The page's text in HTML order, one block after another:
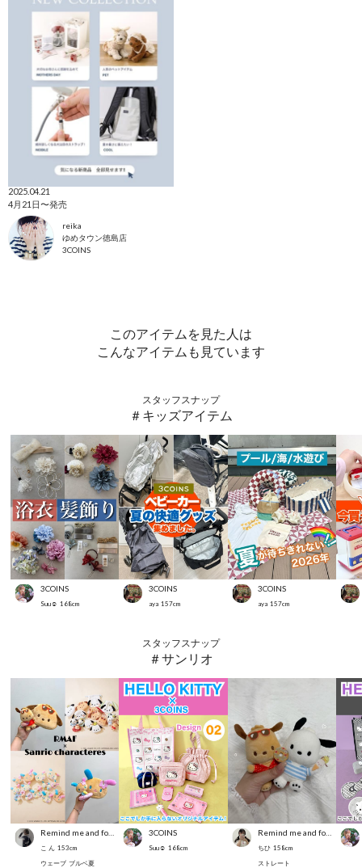
2025.04.21
4月21日〜発売
reika
ゆめタウン徳島店
3COINS
このアイテムを見た人は
こんなアイテムも見ています
スタッフスナップ
＃キッズアイテム
3COINS
Suu☺︎ 168cm
3COINS
aya 157cm
3COINS
aya 157cm
スタッフスナップ
＃サンリオ
こ ん 153cm
ウェーブ ブルベ夏
3COINS
Suu☺︎ 168cm
Remind me and forever
ちひ 158cm
ストレート